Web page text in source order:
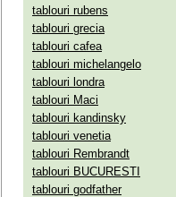
tablouri rubens
tablouri grecia
tablouri cafea
tablouri michelangelo
tablouri londra
tablouri Maci
tablouri kandinsky
tablouri venetia
tablouri Rembrandt
tablouri BUCURESTI
tablouri godfather